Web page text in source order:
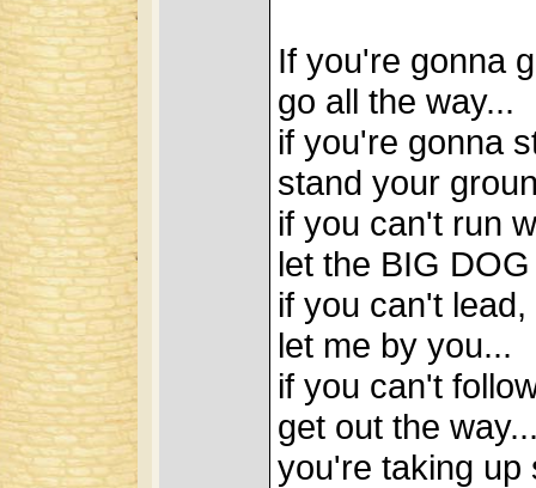
If you're gonna
go all the way...
if you're gonna
stand your
if you can't run
let the BIG
if you can't lead,
let me by you...
if you can't
get out the
you're taking up